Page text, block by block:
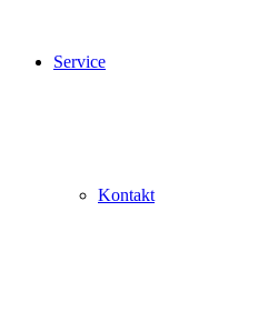
Service
Kontakt